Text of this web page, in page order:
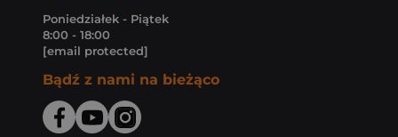
Poniedziałek - Piątek
8:00 - 18:00
[email protected]
Bądź z nami na bieżąco